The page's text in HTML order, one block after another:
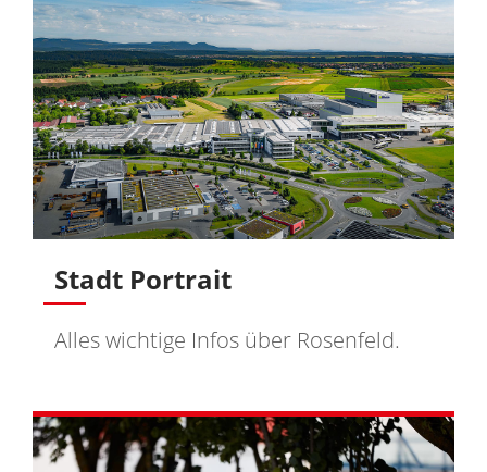
Stadt Portrait
Alles wichtige Infos über Rosenfeld.